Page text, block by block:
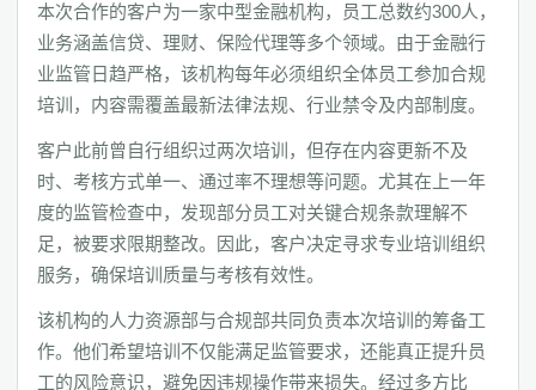
本次合作的客户为一家中型金融机构，员工总数约300人，
业务涵盖信贷、理财、保险代理等多个领域。由于金融行
业监管日趋严格，该机构每年必须组织全体员工参加合规
培训，内容需覆盖最新法律法规、行业禁令及内部制度。
客户此前曾自行组织过两次培训，但存在内容更新不及
时、考核方式单一、通过率不理想等问题。尤其在上一年
度的监管检查中，发现部分员工对关键合规条款理解不
足，被要求限期整改。因此，客户决定寻求专业培训组织
服务，确保培训质量与考核有效性。
该机构的人力资源部与合规部共同负责本次培训的筹备工
作。他们希望培训不仅能满足监管要求，还能真正提升员
工的风险意识，避免因违规操作带来损失。经过多方比